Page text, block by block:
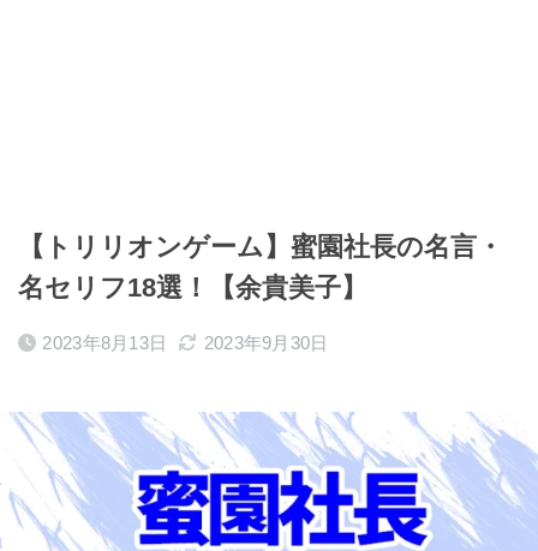
【トリリオンゲーム】蜜園社長の名言・
名セリフ18選！【余貴美子】
2023年8月13日 2023年9月30日